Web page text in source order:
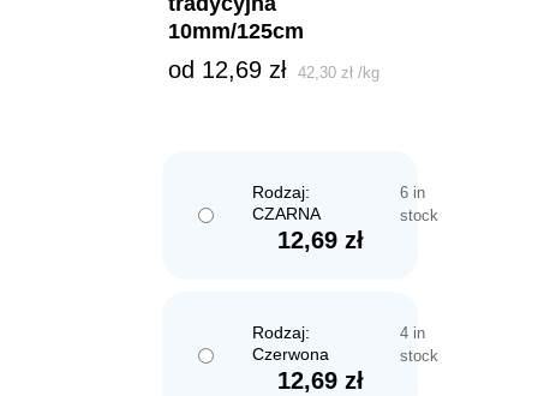
10mm/125cm
od 12,69 zł 42,30zł /kg
Rodzaj:
CZARNA
12,69zł
6 in
stock
Rodzaj:
Czerwona
12,69zł
4 in
stock